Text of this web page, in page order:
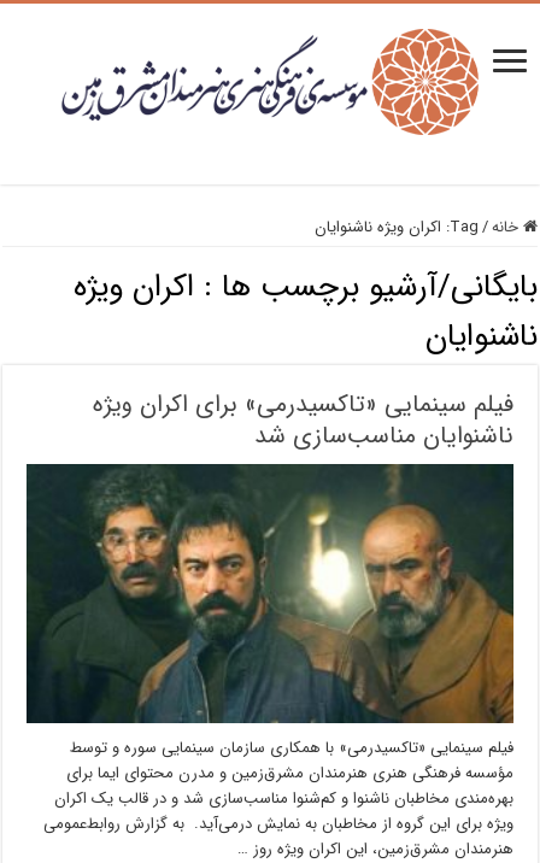
خانه/
Tag: اکران ویژه ناشنوایان
بایگانی/آرشیو برچسب ها : اکران ویژه
ناشنوایان
فیلم سینمایی «تاکسیدرمی» برای اکران ویژه
ناشنوایان مناسب‌سازی شد
فیلم سینمایی «تاکسیدرمی» با همکاری سازمان سینمایی سوره و توسط
مؤسسه فرهنگی هنری هنرمندان مشرق‌زمین و مدرن محتوای ایما برای
بهره‌مندی مخاطبان ناشنوا و کم‌شنوا مناسب‌سازی شد و در قالب یک اکران
ویژه برای این گروه از مخاطبان به نمایش درمی‌آید. به گزارش روابط‌عمومی
هنرمندان مشرق‌زمین، این اکران ویژه روز …